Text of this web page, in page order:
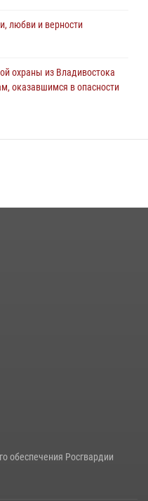
любви и верности
охраны из Владивостока
оказавшимся в опасности
обеспечения Росгвардии